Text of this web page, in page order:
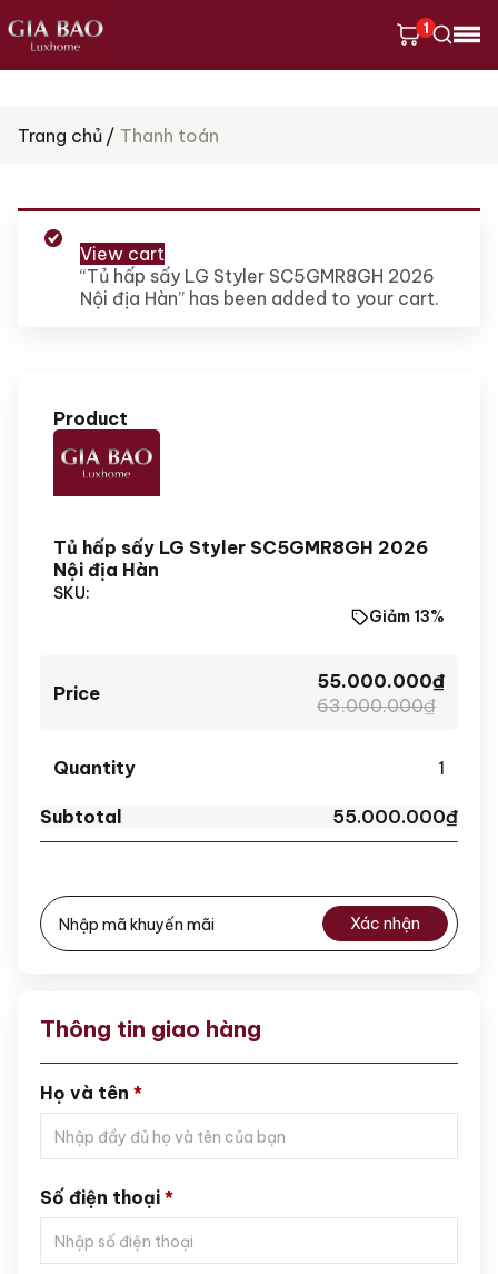
1
kiếm
Trang chủ Thanh toán
“Tủ hấp sấy LG Styler SC5GMR8GH 2026
Nội địa Hàn” has been added to your cart.
View cart
Tủ hấp sấy LG Styler SC5GMR8GH 2026
Nội địa Hàn
SKU:
Giảm 13%
63.000.000₫
55.000.000₫
1
55.000.000₫
Xác nhận
Thông tin giao hàng
Họ và tên *
Số điện thoại *